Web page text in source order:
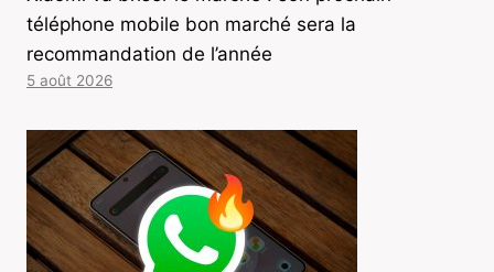
téléphone mobile bon marché sera la
recommandation de l’année
5 août 2026